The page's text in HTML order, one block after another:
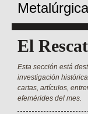
El
Esta sección está
investigación
cartas, artículos,
efemérides del mes.